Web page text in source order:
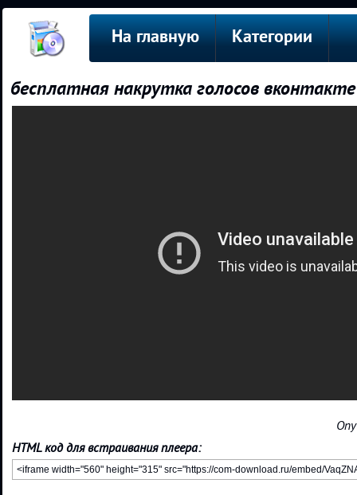
На главную Категории
бесплатная накрутка голосов вконтакте
HTML код для встраивания плеера: